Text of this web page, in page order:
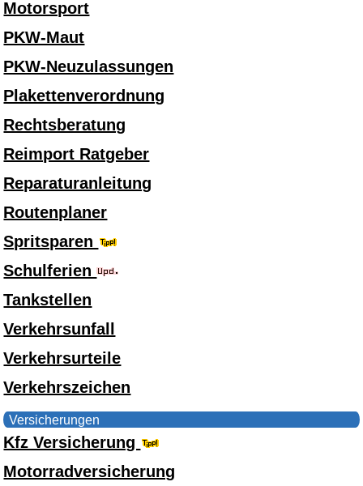
Motorsport
PKW-Maut
PKW-Neuzulassungen
Plakettenverordnung
Rechtsberatung
Reimport Ratgeber
Reparaturanleitung
Routenplaner
Spritsparen
Schulferien
Tankstellen
Verkehrsunfall
Verkehrsurteile
Verkehrszeichen
Versicherungen
Kfz Versicherung
Motorradversicherung